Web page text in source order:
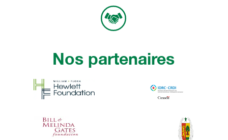
Nos partenaires